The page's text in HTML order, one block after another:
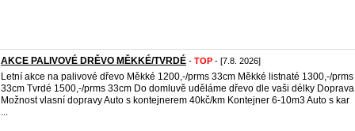
AKCE PALIVOVÉ DRĚVO MĚKKÉ/TVRDÉ - TOP - [7.8. 2026]
Letní akce na palivové dřevo Měkké 1200,-/prms 33cm Měkké listnaté 1300,-/prms
33cm Tvrdé 1500,-/prms 33cm Do domluvě uděláme dřevo dle vaši délky Doprava
Možnost vlasní dopravy Auto s kontejnerem 40kč/km Kontejner 6-10m3 Auto s kar
...